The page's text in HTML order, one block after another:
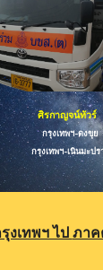
ศิรกาญจน์ทัวร์
กรุงเทพฯ-ดงขุย
กรุงเทพฯ-เนินมะปร
งเทพฯ ไป ภาค